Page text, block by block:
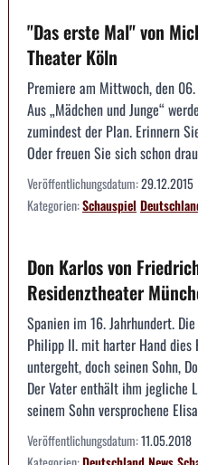
"Das erste Mal" von
Theater Köln
Premiere am Mittwoch, den
Aus „Mädchen und Junge“
zumindest der Plan. Erinnern
Oder freuen Sie sich schon
Veröffentlichungsdatum:29.12.2015
Kategorien:Schauspiel
Don Karlos von
Residenztheater
Spanien im 16. Jahrhundert.
Philipp II. mit harter Hand dies
untergeht, doch seinen Sohn,
Der Vater enthält ihm jegliche
seinem Sohn versprochene
Veröffentlichungsdatum:11.05.2018